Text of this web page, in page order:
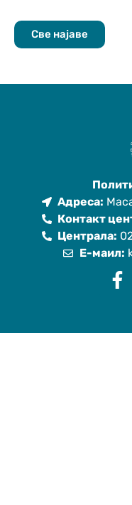
Све најаве
Адреса:
Контакт
Централа:
Е-маил: